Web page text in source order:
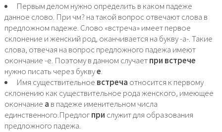
Первым делом нужно определить в каком падеже
данное слово. При чм? на такой вопрос отвечают слова в
предложном падеже. Слово «встреча» имеет первое
склонение и женский род, оканчивается на букву -а-. Такие
слова, отвечая на вопрос предложного падежа имеют
окончание -е. Поэтому в данном случаетпри встрече
нужно писать через буквуе.
Имя существительное встреча относится к первому
склонению как существительное рода женского, имеющее
окончание а в падеже именительном числа
единственного.Предлогпри служит для образования
предложного падежа.